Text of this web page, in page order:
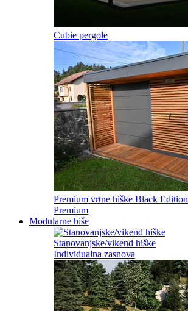
Cubie pergole
Premium vrtne hiške Black Edition
Premium
Modularne hiše
Stanovanjske/vikend hiške
Individualna zasnova